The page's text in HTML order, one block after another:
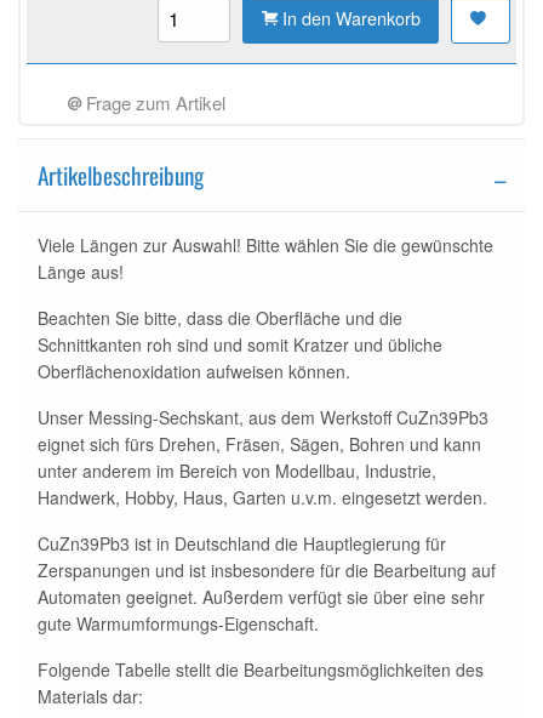
In den Warenkorb
Frage zum Artikel
Artikelbeschreibung
Viele Längen zur Auswahl! Bitte wählen Sie die gewünschte
Länge aus!
Beachten Sie bitte, dass die Oberfläche und die
Schnittkanten roh sind und somit Kratzer und übliche
Oberflächenoxidation aufweisen können.
Unser Messing-Sechskant, aus dem Werkstoff CuZn39Pb3
eignet sich fürs Drehen, Fräsen, Sägen, Bohren und kann
unter anderem im Bereich von Modellbau, Industrie,
Handwerk, Hobby, Haus, Garten u.v.m. eingesetzt werden.
CuZn39Pb3 ist in Deutschland die Hauptlegierung für
Zerspanungen und ist insbesondere für die Bearbeitung auf
Automaten geeignet. Außerdem verfügt sie über eine sehr
gute Warmumformungs-Eigenschaft.
Folgende Tabelle stellt die Bearbeitungsmöglichkeiten des
Materials dar: